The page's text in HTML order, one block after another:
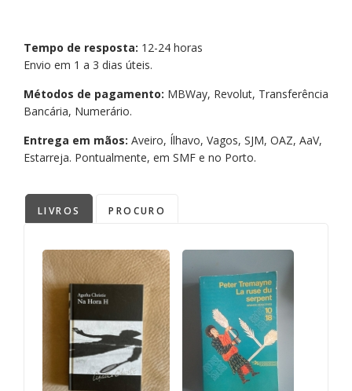
Tempo de resposta: 12-24 horas
Envio em 1 a 3 dias úteis.
Métodos de pagamento: MBWay, Revolut, Transferência
Bancária, Numerário.
Entrega em mãos: Aveiro, Ílhavo, Vagos, SJM, OAZ, AaV,
Estarreja. Pontualmente, em SMF e no Porto.
LIVROS PROCURO